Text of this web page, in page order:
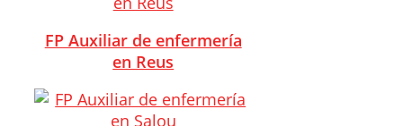
FP Auxiliar de enfermería
en Reus